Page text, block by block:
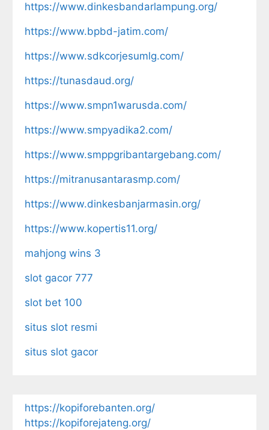
https://www.dinkesbandarlampung.org/
https://www.bpbd-jatim.com/
https://www.sdkcorjesumlg.com/
https://tunasdaud.org/
https://www.smpn1warusda.com/
https://www.smpyadika2.com/
https://www.smppgribantargebang.com/
https://mitranusantarasmp.com/
https://www.dinkesbanjarmasin.org/
https://www.kopertis11.org/
mahjong wins 3
slot gacor 777
slot bet 100
situs slot resmi
situs slot gacor
https://kopiforebanten.org/
https://kopiforejateng.org/